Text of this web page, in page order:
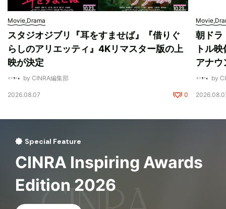
Movie,Drama
スタジオジブリ『耳をすませば』『借りぐ
らしのアリエッティ』4Kリマスター版の上
映が決定
by CINRA編集部
2026.08.07 0
朝ドラ
トル
アナウ
by
Special Feature
CINRA Inspiring Awards
Edition 2026